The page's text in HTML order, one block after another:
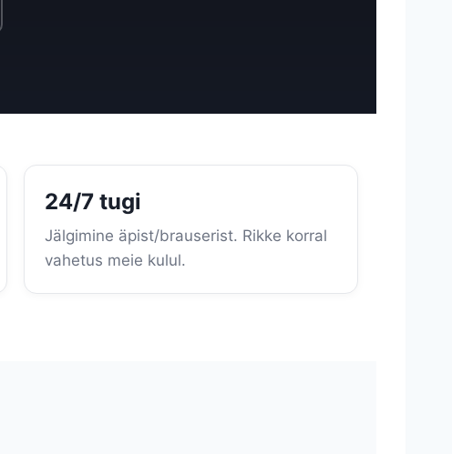
24/7 tugi
Jälgimine äpist/brauserist. Rikke korral
vahetus meie kulul.